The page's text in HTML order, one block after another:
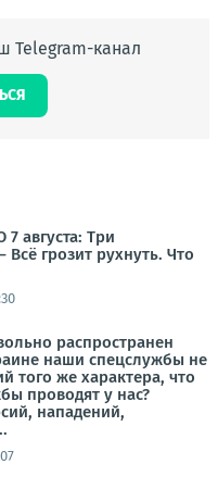
Telegram-канал
августа: Три
Всё грозит рухнуть. Что
распространен
наши спецслужбы не
того же характера, что
проводят у нас?
нападений,